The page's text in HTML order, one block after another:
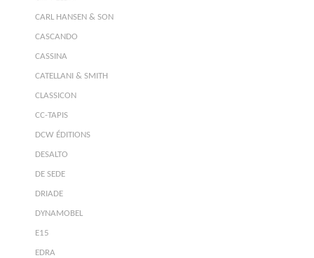
CARL HANSEN & SON
CASCANDO
CASSINA
CATELLANI & SMITH
CLASSICON
CC-TAPIS
DCW ÉDITIONS
DESALTO
DE SEDE
DRIADE
DYNAMOBEL
E15
EDRA